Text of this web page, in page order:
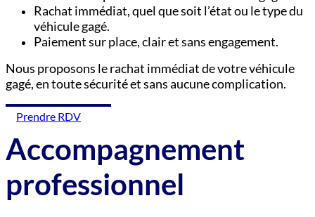
Rachat immédiat, quel que soit l’état ou le type du
véhicule gagé.
Paiement sur place, clair et sans engagement.
Nous proposons le rachat immédiat de votre véhicule
gagé, en toute sécurité et sans aucune complication.
Prendre RDV
Accompagnement
professionnel